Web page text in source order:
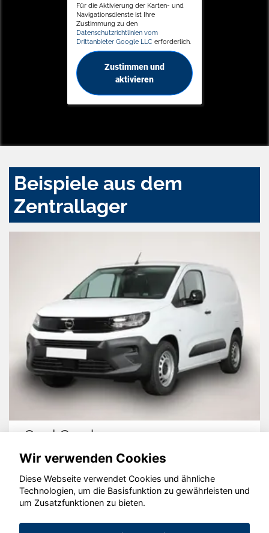
Für die Aktivierung der Karten- und
Navigationsdienste ist Ihre
Zustimmung zu den
Datenschutzrichtlinien vom
Drittanbieter Google LLC erforderlich.
Zustimmen und
aktivieren
Beispiele aus dem
Zentrallager
Opel Combo
© konjunkturmotor.de GmbH 2020 - 2026
Wir verwenden Cookies
Diese Webseite verwendet Cookies und ähnliche
Technologien, um die Basisfunktion zu gewährleisten und
um Zusatzfunktionen zu bieten.